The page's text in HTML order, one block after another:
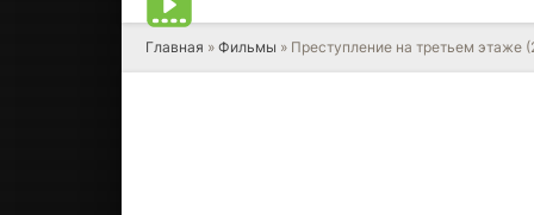
Главная » Фильмы » Преступление на третьем этаже